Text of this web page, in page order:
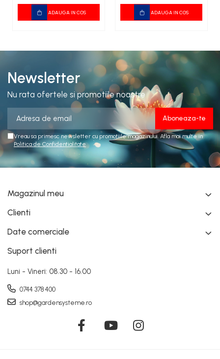
ADAUGA IN COS ADAUGA IN COS
Newsletter
Nu rata ofertele si promotiile noastre
Vreau sa primesc newsletter cu promotiile magazinului. Afla mai multe in
Politica de Confidentialitate
Magazinul meu
Clienti
Date comerciale
Suport clienti
Luni - Vineri: 08.30 - 16.00
0744 378 400
shop@gardensysteme.ro